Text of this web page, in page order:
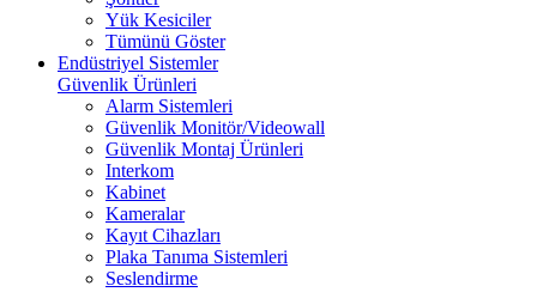
Yük Kesiciler
Tümünü Göster
Endüstriyel Sistemler
Güvenlik Ürünleri
Alarm Sistemleri
Güvenlik Monitör/Videowall
Güvenlik Montaj Ürünleri
Interkom
Kabinet
Kameralar
Kayıt Cihazları
Plaka Tanıma Sistemleri
Seslendirme